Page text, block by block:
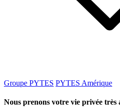
Groupe PYTES PYTES Amérique
Nous prenons votre vie privée très